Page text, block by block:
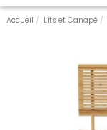
Accueil Lits et Canapé